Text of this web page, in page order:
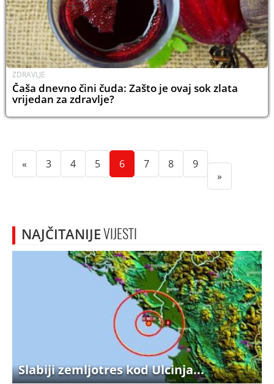
ZDRAVLJE
Čaša dnevno čini čuda: Zašto je ovaj sok zlata
vrijedan za zdravlje?
« 3(current)
4(current)
5(current)
6(current)
7(current)
8(current)
9(current)
»
NAJČITANIJEVIJESTI
Slabiji zemljotres kod Ulcinja